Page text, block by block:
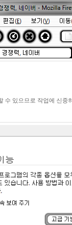
수 있으므로 작업에 신